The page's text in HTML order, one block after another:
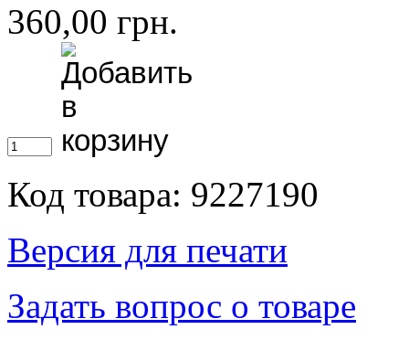
360,00 грн.
Код товара: 9227190
Версия для печати
Задать вопрос о товаре